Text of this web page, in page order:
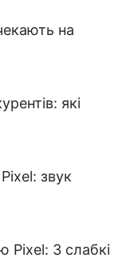
на
які
звук
Pixel: 3 слабкі